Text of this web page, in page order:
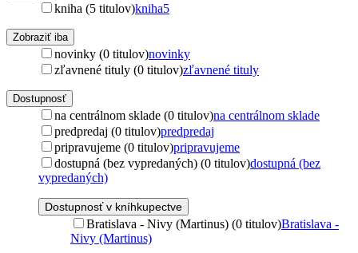
kniha (5 titulov)kniha5
Zobraziť iba
novinky (0 titulov)novinky
zľavnené tituly (0 titulov)zľavnené tituly
Dostupnosť
na centrálnom sklade (0 titulov)na centrálnom sklade
predpredaj (0 titulov)predpredaj
pripravujeme (0 titulov)pripravujeme
dostupná (bez vypredaných) (0 titulov)dostupná (bez
vypredaných)
Dostupnosť v kníhkupectve
Bratislava - Nivy (Martinus) (0 titulov)Bratislava -
Nivy (Martinus)